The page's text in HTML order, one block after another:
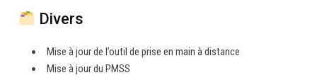
Divers
Mise à jour de l’outil de prise en main à distance
Mise à jour du PMSS